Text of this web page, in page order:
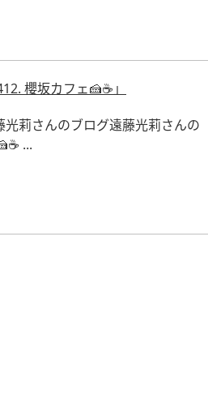
櫻坂カフェ🍰☕️」
莉さんのブログ遠藤光莉さんの
...